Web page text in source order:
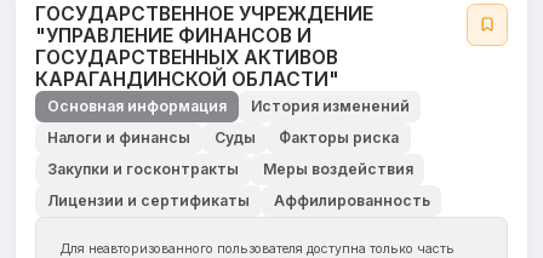
ГОСУДАРСТВЕННОЕ УЧРЕЖДЕНИЕ
"УПРАВЛЕНИЕ ФИНАНСОВ И
ГОСУДАРСТВЕННЫХ АКТИВОВ
КАРАГАНДИНСКОЙ ОБЛАСТИ"
Основная информация
История изменений
Налоги и финансы
Суды
Факторы риска
Закупки и госконтракты
Меры воздействия
Лицензии и сертификаты
Аффилированность
Для неавторизованного пользователя доступна только часть